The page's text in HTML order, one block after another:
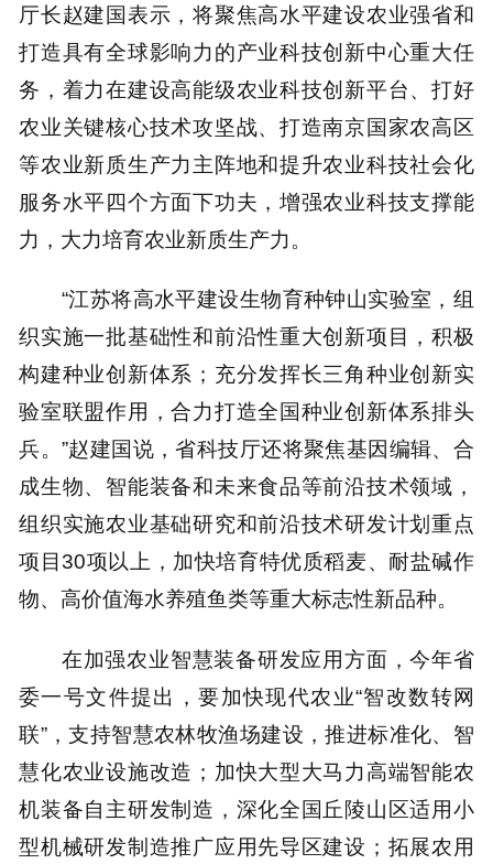
厅长赵建国表示，将聚焦高水平建设农业强省和
打造具有全球影响力的产业科技创新中心重大任
务，着力在建设高能级农业科技创新平台、打好
农业关键核心技术攻坚战、打造南京国家农高区
等农业新质生产力主阵地和提升农业科技社会化
服务水平四个方面下功夫，增强农业科技支撑能
力，大力培育农业新质生产力。
“江苏将高水平建设生物育种钟山实验室，组
织实施一批基础性和前沿性重大创新项目，积极
构建种业创新体系；充分发挥长三角种业创新实
验室联盟作用，合力打造全国种业创新体系排头
兵。”赵建国说，省科技厅还将聚焦基因编辑、合
成生物、智能装备和未来食品等前沿技术领域，
组织实施农业基础研究和前沿技术研发计划重点
项目30项以上，加快培育特优质稻麦、耐盐碱作
物、高价值海水养殖鱼类等重大标志性新品种。
在加强农业智慧装备研发应用方面，今年省
委一号文件提出，要加快现代农业“智改数转网
联”，支持智慧农林牧渔场建设，推进标准化、智
慧化农业设施改造；加快大型大马力高端智能农
机装备自主研发制造，深化全国丘陵山区适用小
型机械研发制造推广应用先导区建设；拓展农用